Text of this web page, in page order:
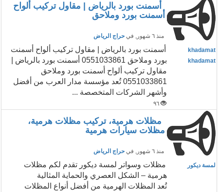
أسمنت بورد بالرياض | مقاول تركيب ألواح
أسمنت بورد وملاحق
منذ ٦ شهور , في حراج الرياض
khadamat
khadamat
أسمنت بورد بالرياض | مقاول تركيب ألواح أسمنت
بورد وملاحق 0551033861 أسمنت بورد بالرياض |
مقاول تركيب ألواح أسمنت بورد وملاحق
0551033861 تُعد مؤسسة مدار العرب من أفضل
وأشهر الشركات المتخصصة ...
٩٦
مظلات هرمية، تركيب مظلات هرمية،
مظلات سيارات هرمية
منذ ٦ شهور , في حراج الرياض
لمسة ديكور
مظلات وسواتر لمسة ديكور تقدم لكم مظلات
هرمية – الشكل العصري والحماية المثالية
تُعد المظلات الهرمية من أفضل أنواع المظلات